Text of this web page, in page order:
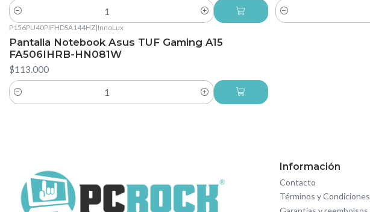
Cantidad Cantidad
P156PU40PIFHDSA144HZ|InnoLux
Pantalla Notebook Asus TUF Gaming A15
FA506IHRB-HN081W
$113.000
Cantidad
Información
Contacto
Términos y Condiciones